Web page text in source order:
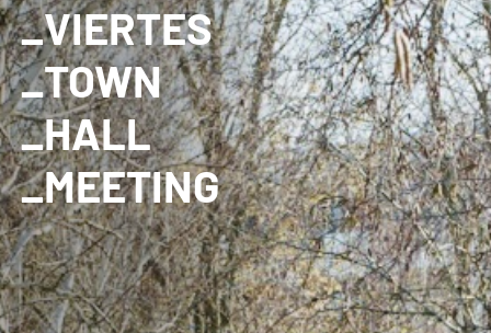
_VIERTES
_TOWN
_HALL
_MEETING